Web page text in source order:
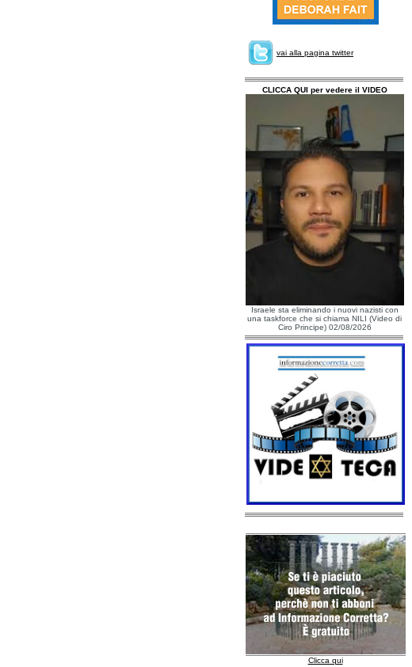
vai alla pagina twitter
CLICCA QUI per vedere il VIDEO
Israele sta eliminando i nuovi nazisti con
una taskforce che si chiama NILI (Video di
Ciro Principe) 02/08/2026
Clicca qui